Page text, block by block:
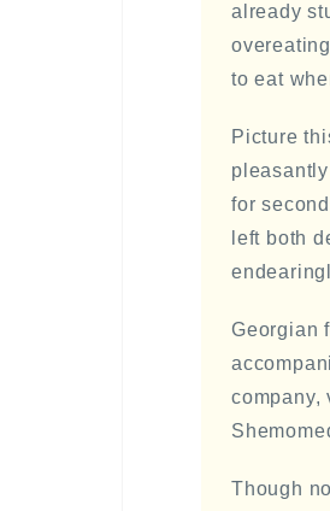
already
to eat
Picture
for
left both
Georgian
company,
Though